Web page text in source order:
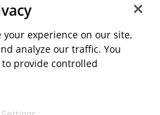
CCP國際專業認證
變更地區
your experience on our site,
analyze our traffic. You
to provide controlled